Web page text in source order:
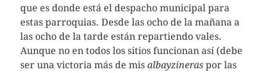
que es donde está el despacho municipal para
estas parroquias. Desde las ocho de la mañana a
las ocho de la tarde están repartiendo vales.
Aunque no en todos los sitios funcionan así (debe
ser una victoria más de mis albayzineraspor las